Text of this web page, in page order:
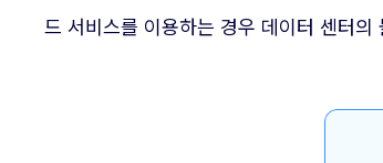
드 서비스를 이용하는 경우 데이터 센터